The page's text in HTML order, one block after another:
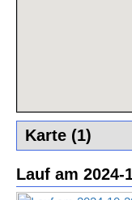
Karte (1)
Lauf am 2024-